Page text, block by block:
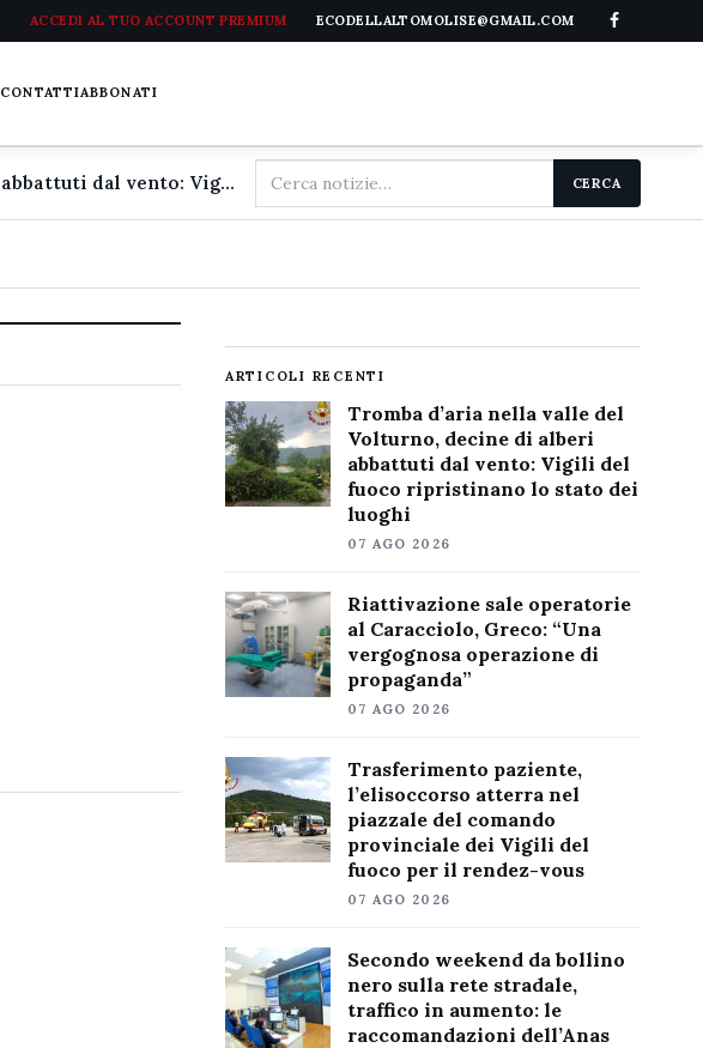
ACCEDI AL TUO ACCOUNT PREMIUM ECODELLALTOMOLISE@GMAIL.COM
CONTATTIABBONATI
Tromba d'aria nella valle del Volturno, decine di alberi abbattuti dal vento: Vigili del fuoco ripristinano lo stato dei luoghi
Cerca
nel
CERCA
ARTICOLI RECENTI
Tromba d’aria nella valle del
Volturno, decine di alberi
abbattuti dal vento: Vigili del
fuoco ripristinano lo stato dei
luoghi
07 AGO 2026
Riattivazione sale operatorie
al Caracciolo, Greco: “Una
vergognosa operazione di
propaganda”
07 AGO 2026
Trasferimento paziente,
l’elisoccorso atterra nel
piazzale del comando
provinciale dei Vigili del
fuoco per il rendez-vous
07 AGO 2026
Secondo weekend da bollino
nero sulla rete stradale,
traffico in aumento: le
raccomandazioni dell’Anas